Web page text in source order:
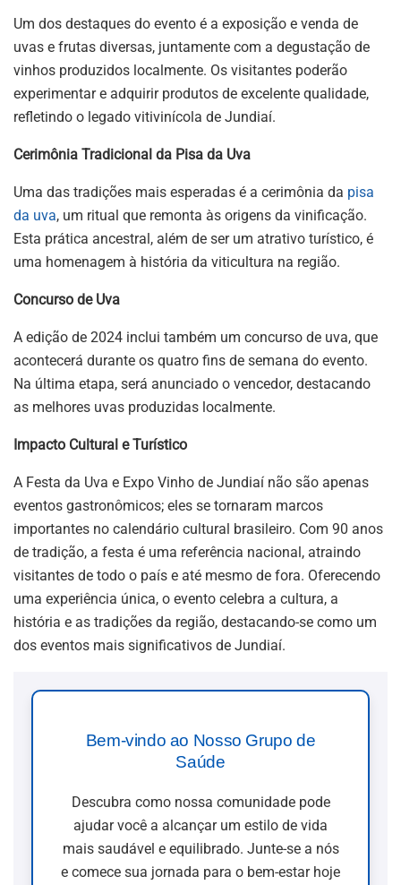
Um dos destaques do evento é a exposição e venda de
uvas e frutas diversas, juntamente com a degustação de
vinhos produzidos localmente. Os visitantes poderão
experimentar e adquirir produtos de excelente qualidade,
refletindo o legado vitivinícola de Jundiaí.
Cerimônia Tradicional da Pisa da Uva
Uma das tradições mais esperadas é a cerimônia da pisa
da uva, um ritual que remonta às origens da vinificação.
Esta prática ancestral, além de ser um atrativo turístico, é
uma homenagem à história da viticultura na região.
Concurso de Uva
A edição de 2024 inclui também um concurso de uva, que
acontecerá durante os quatro fins de semana do evento.
Na última etapa, será anunciado o vencedor, destacando
as melhores uvas produzidas localmente.
Impacto Cultural e Turístico
A Festa da Uva e Expo Vinho de Jundiaí não são apenas
eventos gastronômicos; eles se tornaram marcos
importantes no calendário cultural brasileiro. Com 90 anos
de tradição, a festa é uma referência nacional, atraindo
visitantes de todo o país e até mesmo de fora. Oferecendo
uma experiência única, o evento celebra a cultura, a
história e as tradições da região, destacando-se como um
dos eventos mais significativos de Jundiaí.
Bem-vindo ao Nosso Grupo de
Saúde
Descubra como nossa comunidade pode
ajudar você a alcançar um estilo de vida
mais saudável e equilibrado. Junte-se a nós
e comece sua jornada para o bem-estar hoje